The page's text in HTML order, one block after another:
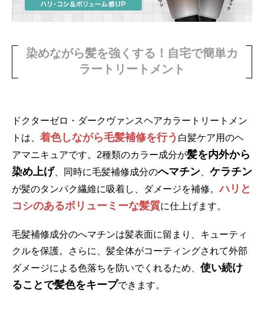
染めながら髪を強くする！ 自宅で簡単カ
ラートリートメント
ドクターゼロ・ダークヴァンスヘアカラートリートメン
トは、 着色しながら毛髪補修を行う 白髪ケア用のヘ
アマニキュアです。2種類のカラー成分が髪を内外から
染め上げ 、同時に毛髪補修成分のへマチン ケラチン
が髪のタンパク繊維に吸着し、ダメージを補修。ハリと
コシのあるボリューミーな髪質に仕上げます。
毛髪補修成分のへマチンは髪表面に留まり、キューティ
クルを保護。さらに、髪全体がコーティングされて外部
ダメージによる色落ちを防いでくれるため、 使い続け
ることで髪色をキープできます。